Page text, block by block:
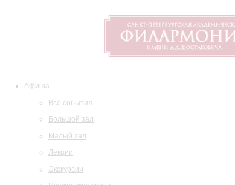
Афиша
Все события
Большой зал
Малый зал
Лекции
Экскурсии